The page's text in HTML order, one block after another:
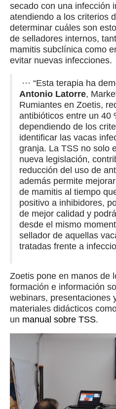
secado con una infección
atendiendo a los criterios
determinar cuáles son
de selladores internos,
mamitis subclínica como
evitar nuevas infecciones.
··· “Esta terapia ha
Antonio Latorre,
Rumiantes en Zoetis,
antibióticos entre un 40
dependiendo de los
identificar las vacas
granja. La TSS no solo
nueva legislación,
reducción del uso de
además permite
de mamitis al tiempo
positivo a inhibidores,
de mejor calidad y
desde el mismo
sellador de aquellas
tratadas frente a
Zoetis pone en manos de
formación e información
webinars, presentaciones
materiales didácticos
un manual sobre TSS.